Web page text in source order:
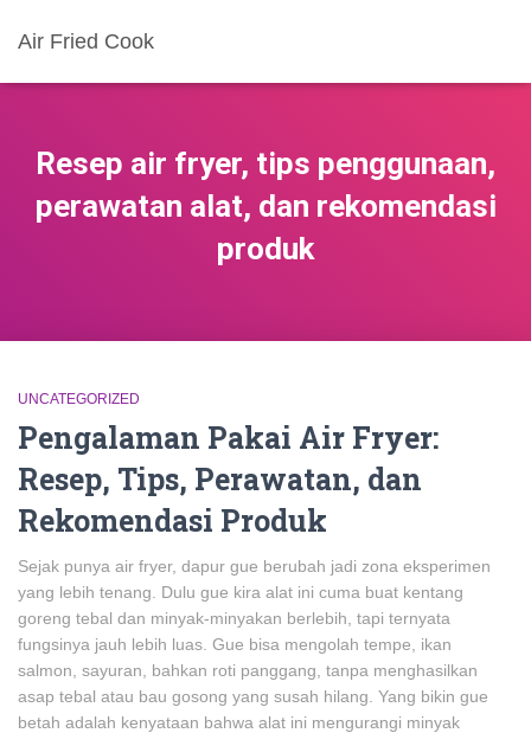
Air Fried Cook
Resep air fryer, tips penggunaan,
perawatan alat, dan rekomendasi
produk
UNCATEGORIZED
Pengalaman Pakai Air Fryer:
Resep, Tips, Perawatan, dan
Rekomendasi Produk
Sejak punya air fryer, dapur gue berubah jadi zona eksperimen
yang lebih tenang. Dulu gue kira alat ini cuma buat kentang
goreng tebal dan minyak-minyakan berlebih, tapi ternyata
fungsinya jauh lebih luas. Gue bisa mengolah tempe, ikan
salmon, sayuran, bahkan roti panggang, tanpa menghasilkan
asap tebal atau bau gosong yang susah hilang. Yang bikin gue
betah adalah kenyataan bahwa alat ini mengurangi minyak